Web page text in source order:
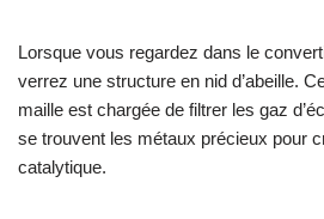
Lorsque vous regardez dans le
verrez une structure en nid d’abeille.
maille est chargée de filtrer les gaz
se trouvent les métaux précieux pour
catalytique.